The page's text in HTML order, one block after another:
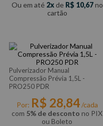
Ou em até 2 de R$ 10,67no
cartão
Pulverizador Manual
Compressão Prévia 1,5L -
PRO250 PDR
Por: R$ 28,84/cada
com 5% de desconto no PIX
ou Boleto